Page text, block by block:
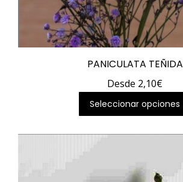
PANICULATA TEÑIDA
Desde 2,10€
Seleccionar opciones